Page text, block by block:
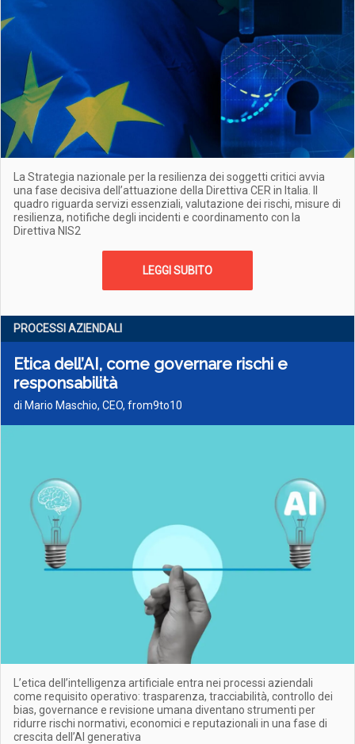
La Strategia nazionale per la resilienza dei soggetti critici avvia
una fase decisiva dell’attuazione della Direttiva CER in Italia. Il
quadro riguarda servizi essenziali, valutazione dei rischi, misure di
resilienza, notifiche degli incidenti e coordinamento con la
Direttiva NIS2
LEGGI SUBITO
PROCESSI AZIENDALI
Etica dell’AI, come governare rischi e
responsabilità
di Mario Maschio, CEO, from9to10
L’etica dell’intelligenza artificiale entra nei processi aziendali
come requisito operativo: trasparenza, tracciabilità, controllo dei
bias, governance e revisione umana diventano strumenti per
ridurre rischi normativi, economici e reputazionali in una fase di
crescita dell’AI generativa